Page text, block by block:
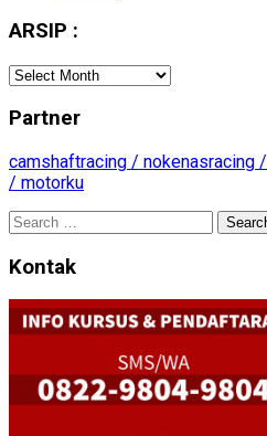
ARSIP :
ARSIP
Partner
camshaftracing / nokenasracing /
/ motorku
Search
for:
Kontak